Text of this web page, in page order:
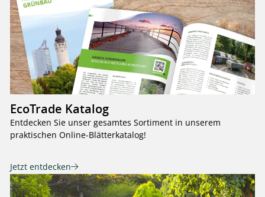
EcoTrade Katalog
Entdecken Sie unser gesamtes Sortiment in unserem
praktischen Online-Blätterkatalog!
Jetzt entdecken